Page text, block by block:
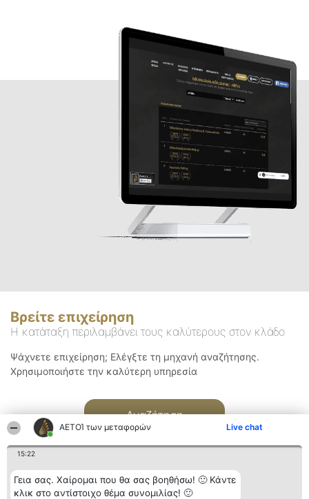
ΑΕΤΟΊ των μεταφορών Live chat
15:22
Γεια σας. Χαίρομαι που θα σας βοηθήσω! 🙂 Κάντε
κλικ στο αντίστοιχο θέμα συνομιλίας! 🙂
Βρείτε επιχείρηση
Η κατάταξη περιλαμβάνει τους καλύτερους στον κλάδο
Ψάχνετε επιχείρηση; Ελέγξτε τη μηχανή αναζήτησης.
Χρησιμοποιήστε την καλύτερη υπηρεσία
Αναζήτηση